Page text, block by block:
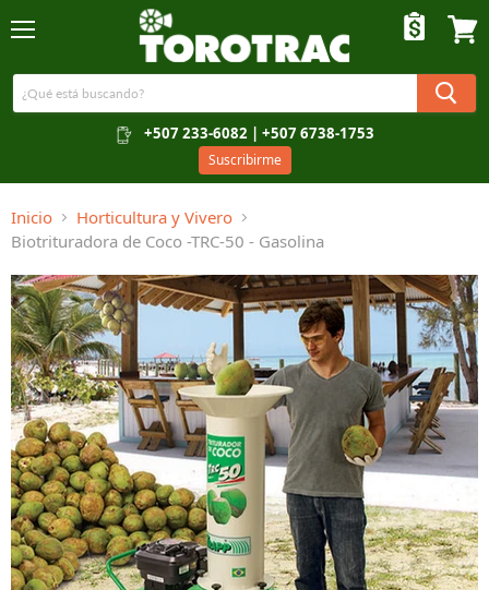
+507 233-6082 | +507 6738-1753
Suscribirme
Inicio
Horticultura y Vivero
Biotrituradora de Coco -TRC-50 - Gasolina